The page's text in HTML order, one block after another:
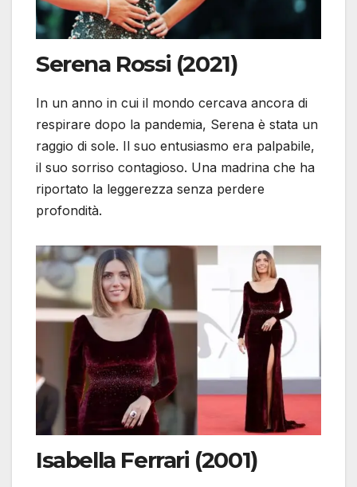
Serena Rossi (2021)
In un anno in cui il mondo cercava ancora di
respirare dopo la pandemia, Serena è stata un
raggio di sole. Il suo entusiasmo era palpabile,
il suo sorriso contagioso. Una madrina che ha
riportato la leggerezza senza perdere
profondità.
Isabella Ferrari (2001)